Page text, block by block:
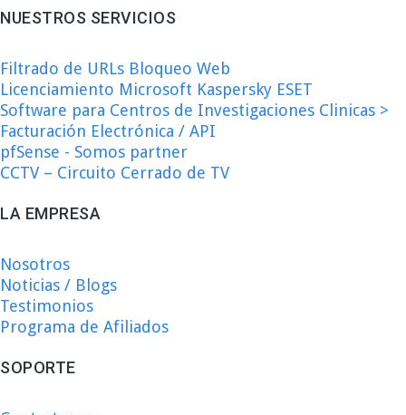
NUESTROS SERVICIOS
Filtrado de URLs Bloqueo Web
Licenciamiento Microsoft Kaspersky ESET
Software para Centros de Investigaciones Clinicas >
Facturación Electrónica / API
pfSense - Somos partner
CCTV – Circuito Cerrado de TV
LA EMPRESA
Nosotros
Noticias / Blogs
Testimonios
Programa de Afiliados
SOPORTE